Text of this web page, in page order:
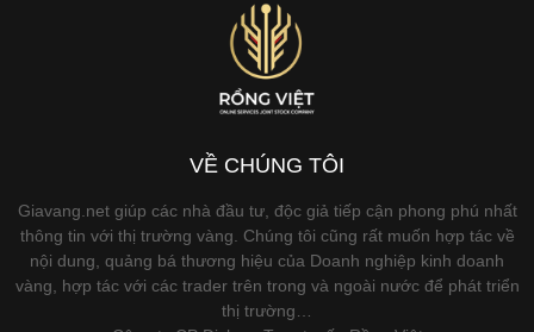
VỀ CHÚNG TÔI
Giavang.net giúp các nhà đầu tư, độc giả tiếp cận phong phú nhất
thông tin với thị trường vàng. Chúng tôi cũng rất muốn hợp tác về
nội dung, quảng bá thương hiệu của Doanh nghiệp kinh doanh
vàng, hợp tác với các trader trên trong và ngoài nước để phát triển
thị trường…